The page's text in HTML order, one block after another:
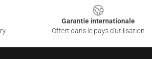
Garantie internationale
Offert dans le pays d'utilisation